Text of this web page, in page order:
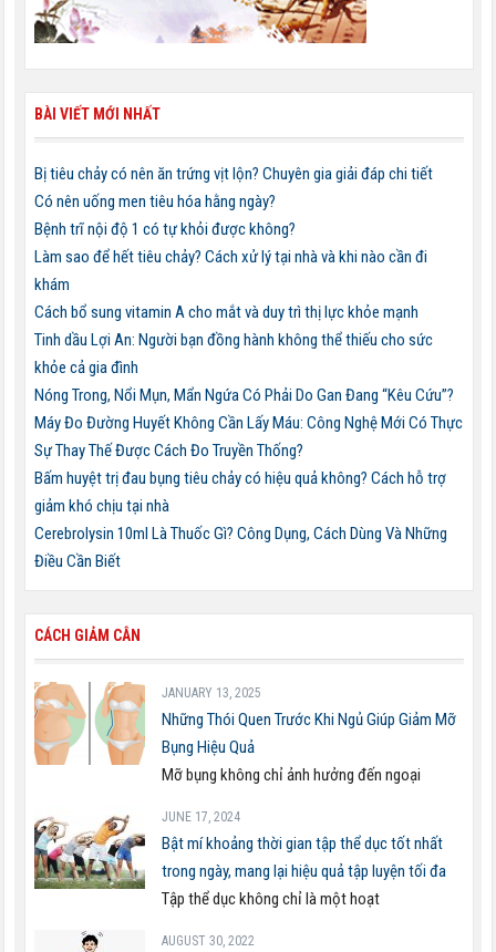
BÀI VIẾT MỚI NHẤT
Bị tiêu chảy có nên ăn trứng vịt lộn? Chuyên gia giải đáp chi tiết
Có nên uống men tiêu hóa hằng ngày?
Bệnh trĩ nội độ 1 có tự khỏi được không?
Làm sao để hết tiêu chảy? Cách xử lý tại nhà và khi nào cần đi
khám
Cách bổ sung vitamin A cho mắt và duy trì thị lực khỏe mạnh
Tinh dầu Lợi An: Người bạn đồng hành không thể thiếu cho sức
khỏe cả gia đình
Nóng Trong, Nổi Mụn, Mẩn Ngứa Có Phải Do Gan Đang “Kêu Cứu”?
Máy Đo Đường Huyết Không Cần Lấy Máu: Công Nghệ Mới Có Thực
Sự Thay Thế Được Cách Đo Truyền Thống?
Bấm huyệt trị đau bụng tiêu chảy có hiệu quả không? Cách hỗ trợ
giảm khó chịu tại nhà
Cerebrolysin 10ml Là Thuốc Gì? Công Dụng, Cách Dùng Và Những
Điều Cần Biết
CÁCH GIẢM CÂN
JANUARY 13, 2025
Những Thói Quen Trước Khi Ngủ Giúp Giảm Mỡ
Bụng Hiệu Quả
Mỡ bụng không chỉ ảnh hưởng đến ngoại
JUNE 17, 2024
Bật mí khoảng thời gian tập thể dục tốt nhất
trong ngày, mang lại hiệu quả tập luyện tối đa
Tập thể dục không chỉ là một hoạt
AUGUST 30, 2022